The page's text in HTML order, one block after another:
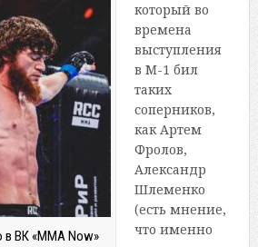
ВК «MMA Now»
который во
времена
выступления
в М-1 бил
таких
соперников,
как Артем
Фролов,
Александр
Шлеменко
(есть мнение,
что именно